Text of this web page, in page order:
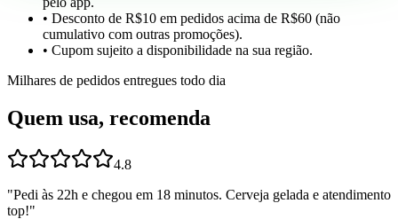
• Desconto de R$10 em pedidos acima de R$60 (não
cumulativo com outras promoções).
• Cupom sujeito a disponibilidade na sua região.
Milhares de pedidos entregues todo dia
Quem usa, recomenda
4.8
"Pedi às 22h e chegou em 18 minutos. Cerveja gelada e atendimento
top!"